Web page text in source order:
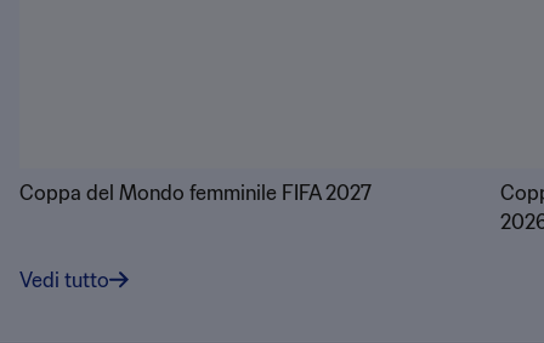
Coppa del Mondo femminile FIFA 2027
Vedi tutto